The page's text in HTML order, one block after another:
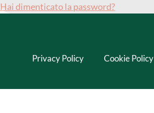
Hai dimenticato la password?
Privacy Policy Cookie Policy